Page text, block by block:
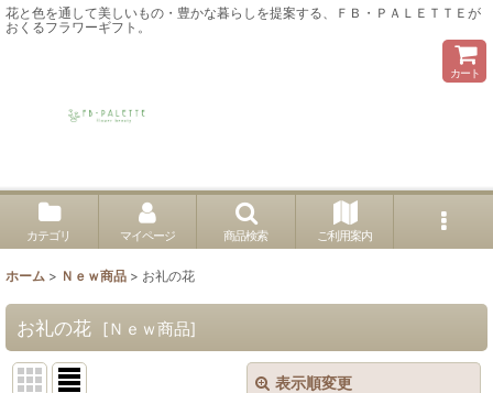
花と色を通して美しいもの・豊かな暮らしを提案する、ＦＢ・ＰＡＬＥＴＴＥが
おくるフラワーギフト。
カート
カテゴリ マイページ 商品検索 ご利用案内
ホーム > Ｎｅｗ商品 > お礼の花
お礼の花 [Ｎｅｗ商品]
表示順変更